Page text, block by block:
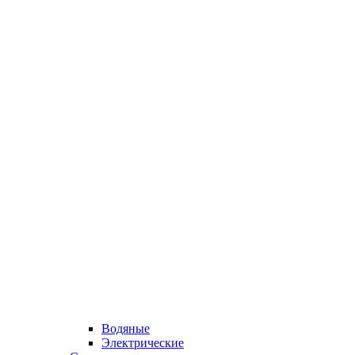
Водяные
Электрические